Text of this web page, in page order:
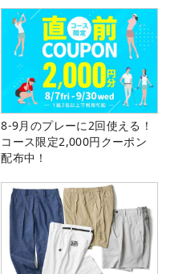
8-9月のプレーに2回使える！
コース限定2,000円クーポン
配布中！